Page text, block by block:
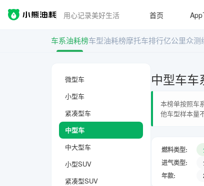
用心记录美好生活 首页
车系油耗榜车型油耗榜摩托车排行亿公里众测
微型车
小型车
紧凑型车
中型车
中大型车
小型SUV
紧凑型SUV
中型车车
本榜单按照车
他车型样本量
燃料类型:
进气类型:
年款: